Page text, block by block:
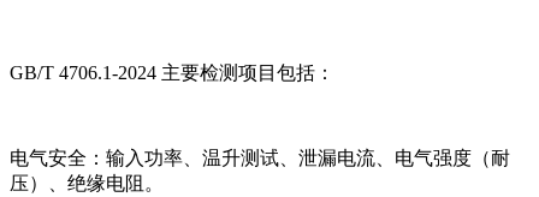
GB/T 4706.1-2024 主要检测项目包括：
电气安全：输入功率、温升测试、泄漏电流、电气强度（耐
压）、绝缘电阻。